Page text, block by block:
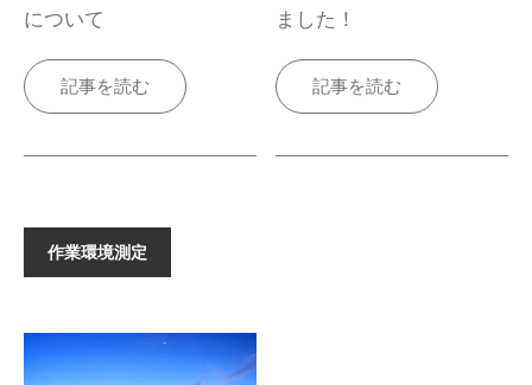
について
記事を読む
ました！
記事を読む
作業環境測定